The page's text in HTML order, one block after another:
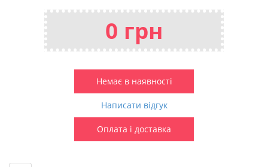
0 грн
Немає в наявності
Написати відгук
Оплата і доставка